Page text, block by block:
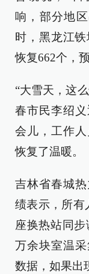
响，部分地
时，黑龙江
恢复662个，
“大雪天，这
春市民李绍
会儿，工作
恢复了温暖。
吉林省春城
绩表示，所有
座换热站同
万余块室温
数据，如果出